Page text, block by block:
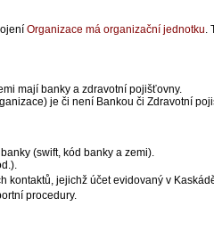
Organizace má organizační jednotku.
mají banky a zdravotní pojišťovny.
je či není Bankou či Zdravotní
(swift, kód banky a zemi).
jejichž účet evidovaný v
procedury.